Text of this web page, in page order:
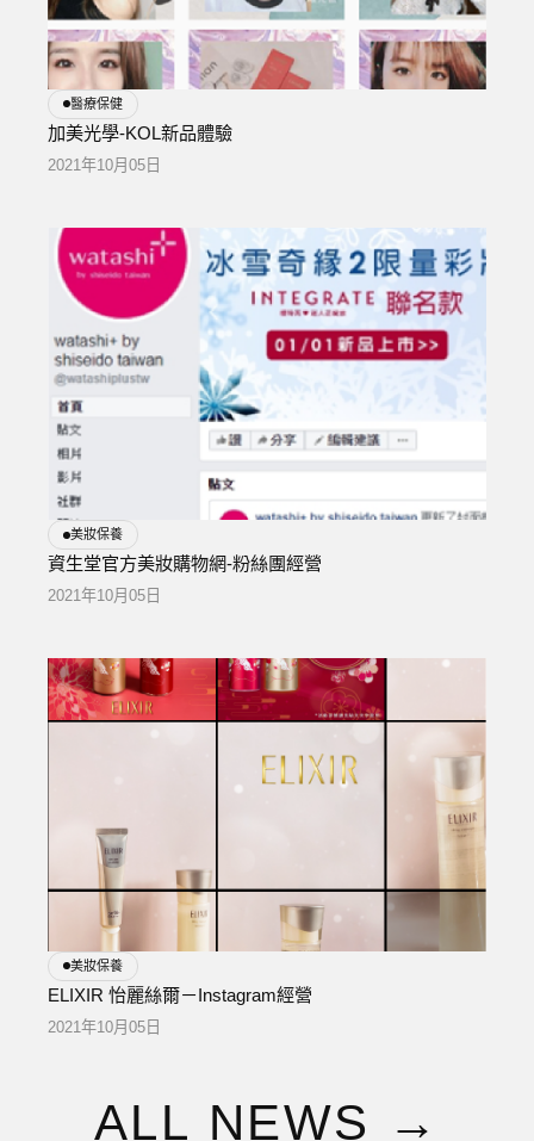
醫療保健
加美光學-KOL新品體驗
2021年10月05日
美妝保養
資生堂官方美妝購物網-粉絲團經營
2021年10月05日
美妝保養
ELIXIR 怡麗絲爾－Instagram經營
2021年10月05日
ALL NEWS →